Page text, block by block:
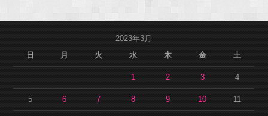
2023年3月
日
月 火 水 木 金 土
1 2 3 4
5 6 7 8 9 10 11